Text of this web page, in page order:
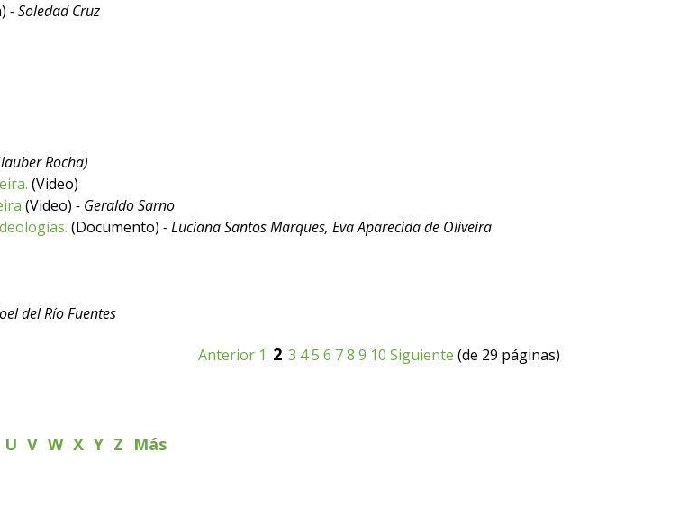
- Soledad Cruz
Rocha)
(Video)
(Video) - Geraldo Sarno
(Documento) - Luciana Santos Marques, Eva Aparecida de Oliveira
del Río Fuentes
Anterior 1 2 3 45 6 78 9 10 Siguiente (de 29 páginas)
U V W X Y Z Más